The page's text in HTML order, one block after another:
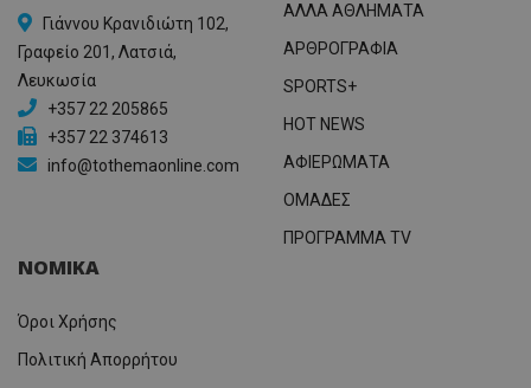
Γιάννου Κρανιδιώτη 102,
Γραφείο 201, Λατσιά,
Λευκωσία
+357 22 205865
+357 22 374613
info@tothemaonline.com
ΑΛΛΑ ΑΘΛΗΜΑΤΑ
ΑΡΘΡΟΓΡΑΦΙΑ
SPORTS+
HOT NEWS
ΑΦΙΕΡΩΜΑΤΑ
ΟΜΑΔΕΣ
ΠΡΟΓΡΑΜΜΑ TV
ΝΟΜΙΚΑ
Όροι Χρήσης
Πολιτική Απορρήτου